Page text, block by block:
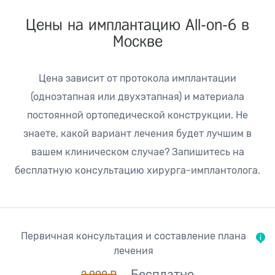
Цены на имплантацию All-on-6 в
Москве
Цена зависит от протокола имплантации
(одноэтапная или двухэтапная) и материала
постоянной ортопедической конструкции. Не
знаете, какой вариант лечения будет лучшим в
вашем клиническом случае? Запишитесь на
бесплатную консультацию хирурга-имплантолога.
Первичная консультация и составление плана
лечения